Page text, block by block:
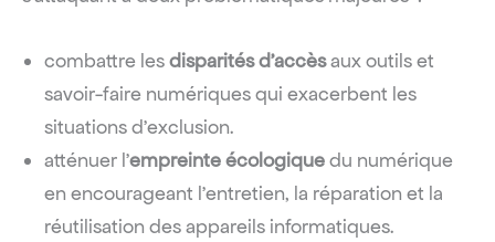
combattre lesdisparités d’accèsaux outils et
savoir-faire numériques qui exacerbent les
situations d’exclusion.
atténuer l’empreinte écologiquedu numérique
en encourageant l’entretien, la réparation et la
réutilisation des appareils informatiques.